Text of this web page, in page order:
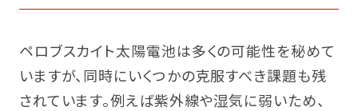
ペロブスカイト太陽電池は多くの可能性を秘めて
いますが、同時にいくつかの克服すべき課題も残
されています。例えば紫外線や湿気に弱いため、